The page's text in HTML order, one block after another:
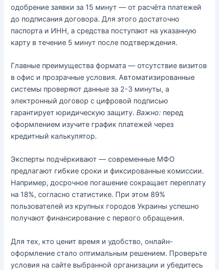
одобрение заявки за 15 минут — от расчёта платежей
до подписания договора. Для этого достаточно
паспорта и ИНН, а средства поступают на указанную
карту в течение 5 минут после подтверждения.
Главные преимущества формата — отсутствие визитов
в офис и прозрачные условия. Автоматизированные
системы проверяют данные за 2-3 минуты, а
электронный договор с цифровой подписью
гарантирует юридическую защиту.Важно: перед
оформлением изучите график платежей через
кредитный калькулятор.
Эксперты подчёркивают — современные МФО
предлагают гибкие сроки и фиксированные комиссии.
Например, досрочное погашение сокращает переплату
на 18%, согласно статистике. При этом 89%
пользователей из крупных городов Украины успешно
получают финансирование с первого обращения.
Для тех, кто ценит время и удобство, онлайн-
оформление стало оптимальным решением. Проверьте
условия на сайте выбранной организации и убедитесь